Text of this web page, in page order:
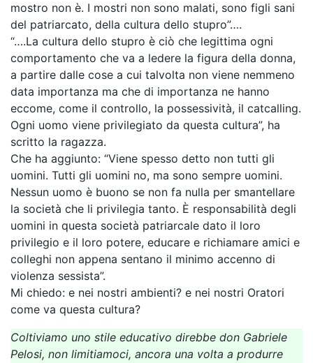
mostro non è. I mostri non sono malati, sono figli sani
del patriarcato, della cultura dello stupro”….
“….La cultura dello stupro è ciò che legittima ogni
comportamento che va a ledere la figura della donna,
a partire dalle cose a cui talvolta non viene nemmeno
data importanza ma che di importanza ne hanno
eccome, come il controllo, la possessività, il catcalling.
Ogni uomo viene privilegiato da questa cultura”, ha
scritto la ragazza.
Che ha aggiunto: “Viene spesso detto non tutti gli
uomini. Tutti gli uomini no, ma sono sempre uomini.
Nessun uomo è buono se non fa nulla per smantellare
la società che li privilegia tanto. È responsabilità degli
uomini in questa società patriarcale dato il loro
privilegio e il loro potere, educare e richiamare amici e
colleghi non appena sentano il minimo accenno di
violenza sessista”.
Mi chiedo: e nei nostri ambienti? e nei nostri Oratori
come va questa cultura?
Coltiviamo uno stile educativo direbbe don Gabriele
Pelosi, non limitiamoci, ancora una volta a produrre